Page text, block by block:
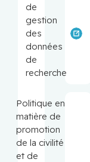
de
gestion
des
données
de
recherche
Politique en
matière de
promotion
de la civilité
et de